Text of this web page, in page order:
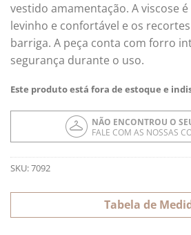
vestido amamentação. A viscose
levinho e confortável e os
barriga. A peça conta com forro
segurança durante o uso.
Este produto está fora de estoque e
NÃO ENCONTROU O
FALE COM AS NOSSAS
SKU:7092
Tabela de